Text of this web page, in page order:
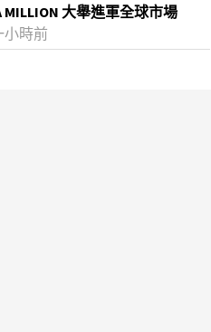
MILLION 大舉進軍全球市場
小時前